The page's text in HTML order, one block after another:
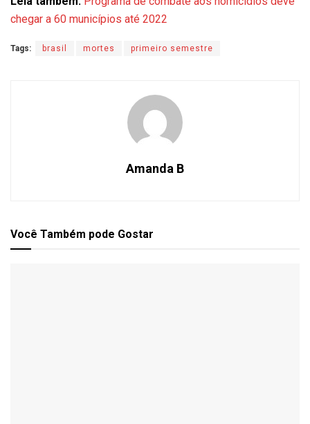
chegar a 60 municípios até 2022
Tags: brasil mortes primeiro semestre
Amanda B
Você Também pode Gostar